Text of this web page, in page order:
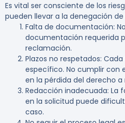
Es vital ser consciente de los
pueden llevar a la denegación
Falta de documentación:
documentación requerida
reclamación.
Plazos no respetados:
específico. No cumplir con
en la pérdida del derecho a
Redacción inadecuada: La
en la solicitud puede
caso.